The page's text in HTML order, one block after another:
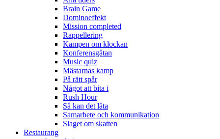
Brain Game
Dominoeffekt
Mission completed
Rappellering
Kampen om klockan
Konferensgåtan
Music quiz
Mästarnas kamp
På rätt spår
Något att bita i
Rush Hour
Så kan det låta
Samarbete och kommunikation
Slaget om skatten
Restaurang